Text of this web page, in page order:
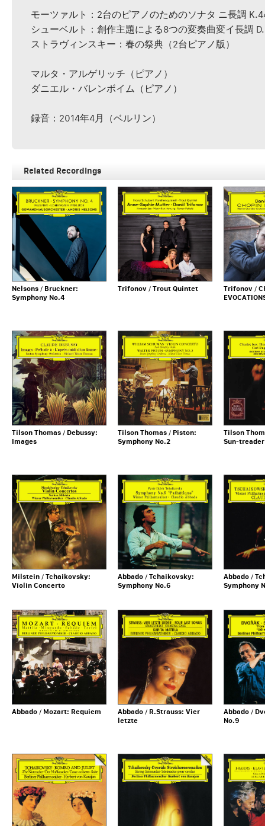
モーツァルト：2台のピアノのためのソナタ ニ長調
シューベルト：創作主題による8つの変奏曲変イ長調
ストラヴィンスキー：春の祭典（2台ピアノ版）
マルタ・アルゲリッチ（ピアノ）
ダニエル・バレンボイム（ピアノ）
録音：2014年4月（ベルリン）
Related Recordings
Nelsons / Bruckner:
Symphony No.4
Trifonov / Trout Quintet
Trifonov /
Tilson Thomas / Debussy:
Images
Tilson Thomas / Piston:
Symphony No.2
Tilson
Sun-treader
Milstein / Tchaikovsky:
Violin Concerto
Abbado / Tchaikovsky:
Symphony No.6
Abbado /
Symphony
Abbado / Mozart: Requiem
Abbado / R.Strauss: Vier
letzte
Abbado /
No.9